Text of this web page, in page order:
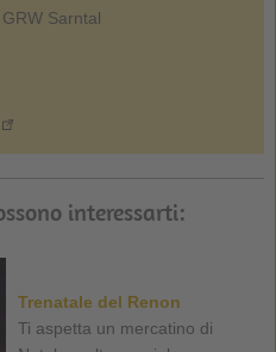
Sarntal
interessarti:
Trenatale del Renon
Ti aspetta un mercatino di